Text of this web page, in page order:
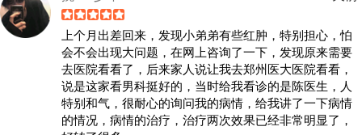
上个月出差回来，发现小弟弟有些红肿，特别担心，怕
会不会出现大问题，在网上咨询了一下，发现原来需要
去医院看看了，后来家人说让我去郑州医大医院看看，
说是这家看男科挺好的，当时给我看诊的是陈医生，人
特别和气，很耐心的询问我的病情，给我讲了一下病情
的情况，病情的治疗，治疗两次效果已经非常明显了，